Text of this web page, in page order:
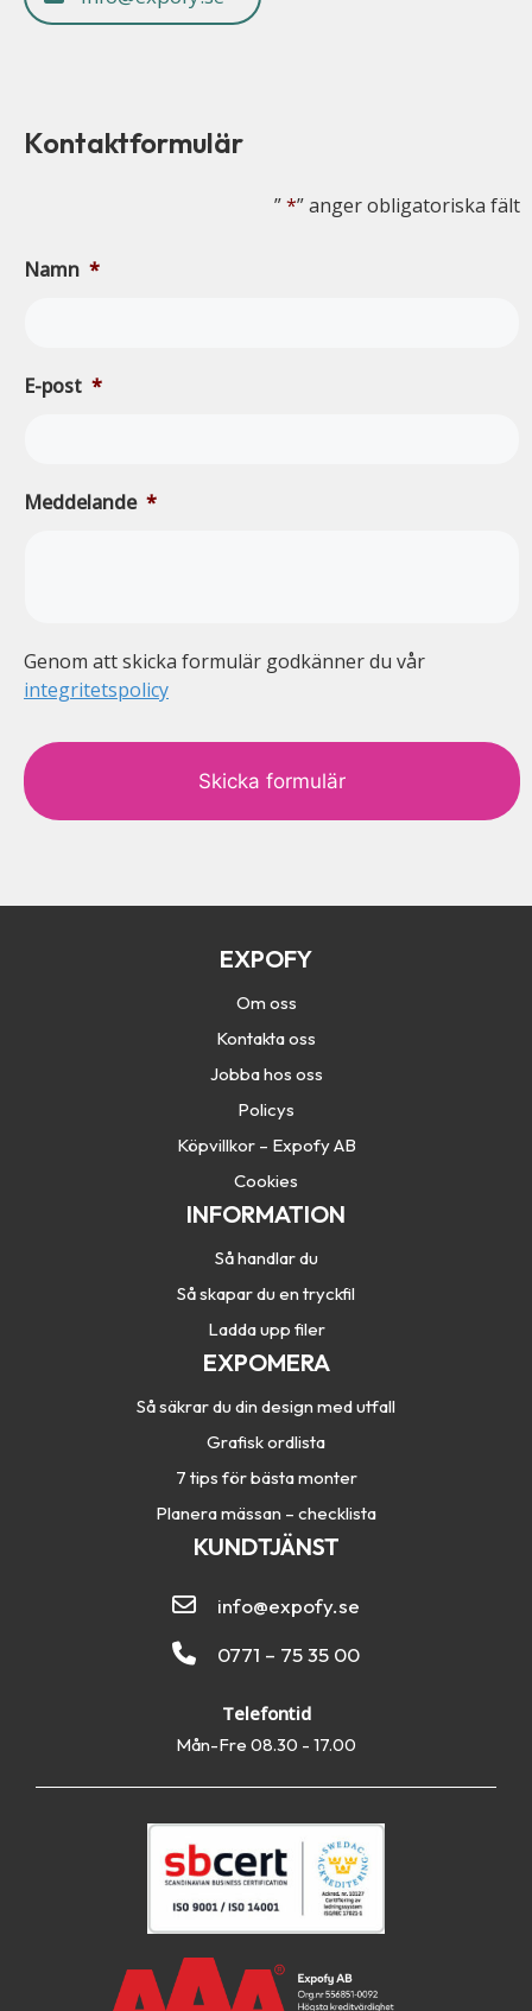
Kontaktformulär
”*” anger obligatoriska fält
Namn *
E-post *
Meddelande *
Genom att skicka formulär godkänner du vår
integritetspolicy
a
p
t
EXPOFY
Om oss
Kontakta oss
Jobba hos oss
Policys
Köpvillkor – Expofy AB
Cookies
INFORMATION
Så handlar du
Så skapar du en tryckfil
Ladda upp filer
EXPOMERA
Så säkrar du din design med utfall
Grafisk ordlista
7 tips för bästa monter
Planera mässan – checklista
KUNDTJÄNST
info@expofy.se
0771 – 75 35 00
Telefontid
Mån-Fre 08.30 - 17.00